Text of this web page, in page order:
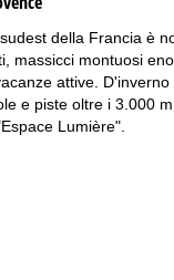
della Francia è
massicci montuosi
attive.
e piste oltre i 3.000
Lumière".